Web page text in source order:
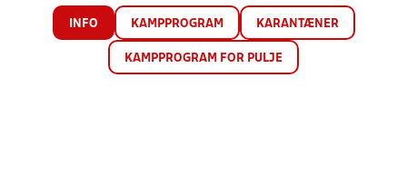
INFO KAMPPROGRAM KARANTÆNER
KAMPPROGRAM FOR PULJE